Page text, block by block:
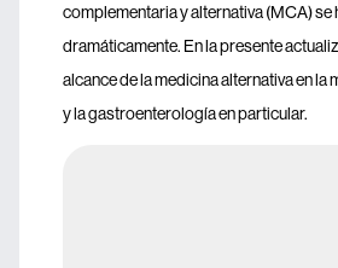
complementaria y alternativa (MCA) se
dramáticamente. En la presente
alcance de la medicina alternativa en la
y la gastroenterología en particular.